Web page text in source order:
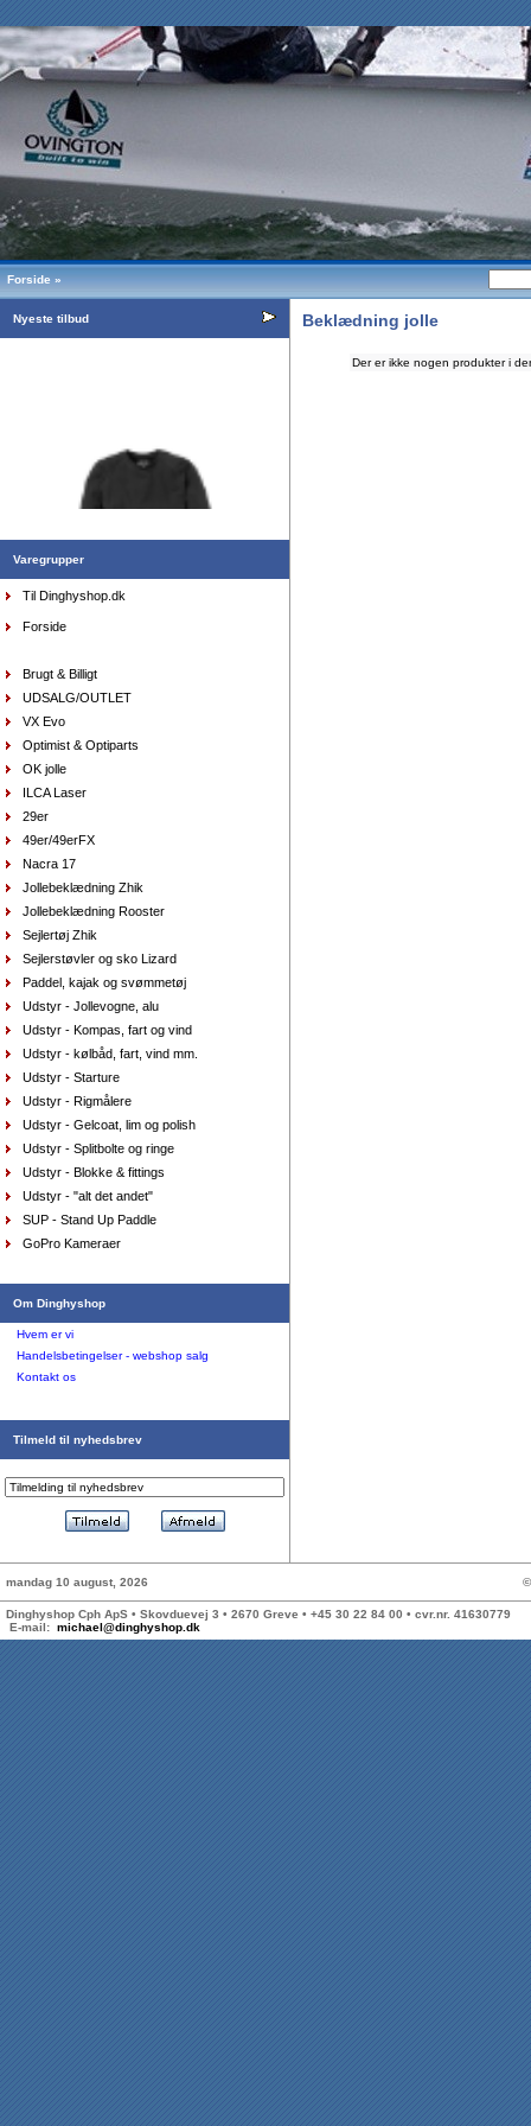
Forside »
Nyeste tilbud
Top Musto, teknisk Rash vest, sort str. large
Shorts Musto Evolution Performance, dame sort,
DKK477,00
Sejlersko Sebago Docksides Flesh Out
brown/cognac
DKK975,00
Sejlersko Orca Bay Augusta, farve mørkebrun
DKK1.398,00
DKK336,75
Varegrupper
Til Dinghyshop.dk
Forside
Brugt & Billigt
UDSALG/OUTLET
VX Evo
Optimist & Optiparts
OK jolle
ILCA Laser
29er
49er/49erFX
Nacra 17
Jollebeklædning Zhik
Jollebeklædning Rooster
Sejlertøj Zhik
Sejlerstøvler og sko Lizard
Paddel, kajak og svømmetøj
Udstyr - Jollevogne, alu
Udstyr - Kompas, fart og vind
Udstyr - kølbåd, fart, vind mm.
Udstyr - Starture
Udstyr - Rigmålere
Udstyr - Gelcoat, lim og polish
Udstyr - Splitbolte og ringe
Udstyr - Blokke & fittings
Udstyr - "alt det andet"
SUP - Stand Up Paddle
GoPro Kameraer
Om Dinghyshop
Hvem er vi
Handelsbetingelser - webshop salg
Kontakt os
Tilmeld til nyhedsbrev
Beklædning jolle
Der er ikke nogen produkter i
mandag 10 august, 2026
Dinghyshop Cph ApS • Skovduevej 3 • 2670 Greve • +45 30 22 84 00 • cvr.nr. 41630779
E-mail: michael@dinghyshop.dk